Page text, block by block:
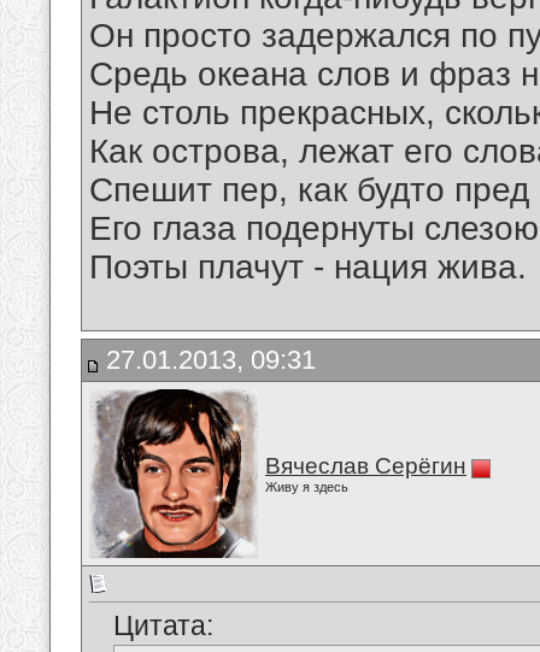
Он просто задержался по
Средь океана слов и фраз
Не столь прекрасных,
Как острова, лежат его
Спешит пер, как будто пред
Его глаза подернуты
Поэты плачут - нация жива.
27.01.2013, 09:31
Вячеслав Серёгин
Живу я здесь
Цитата: